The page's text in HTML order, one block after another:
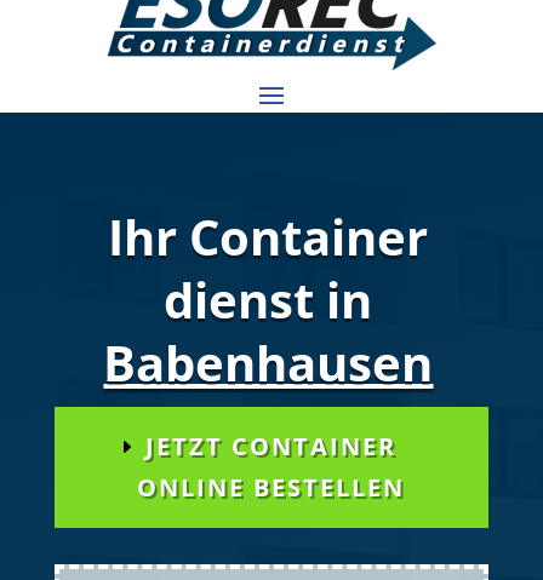
Ihr Container
dienst in
Babenhausen
JETZT CONTAINER
ONLINE BESTELLEN